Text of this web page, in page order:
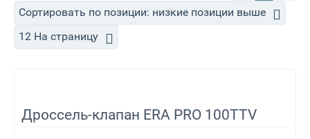
Сортировать по позиции: низкие позиции выше
12 На страницу
Дроссель-клапан ERA PRO 100TTV